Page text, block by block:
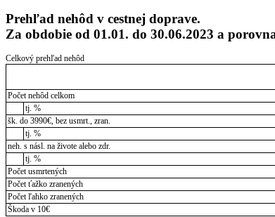
Prehľad nehôd v cestnej doprave.
Za obdobie od 01.01. do 30.06.2023 a
Celkový prehľad nehôd
Počet nehôd celkom
tj. %
šk. do 3990€, bez usmrt., zran.
tj. %
neh. s násl. na živote alebo zdr.
tj. %
Počet usmrtených
Počet ťažko zranených
Počet ľahko zranených
Škoda v 10€